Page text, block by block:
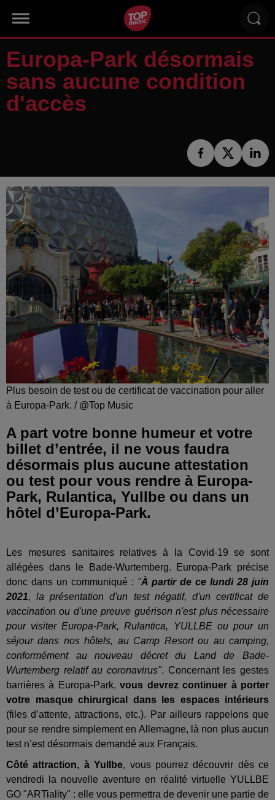
Europa-Park désormais
sans aucune condition
d'accès
Plus besoin de test ou de certificat de vaccination pour aller
à Europa-Park. / @Top Music
A part votre bonne humeur et votre
billet d’entrée, il ne vous faudra
désormais plus aucune attestation
ou test pour vous rendre à Europa-
Park, Rulantica, Yullbe ou dans un
hôtel d’Europa-Park.
Les mesures sanitaires relatives à la Covid-19 se sont
allégées dans le Bade-Wurtemberg. Europa-Park précise
donc dans un communiqué : "À partir de ce lundi 28 juin
2021, la présentation d'un test négatif, d'un certificat de
vaccination ou d'une preuve guérison n'est plus nécessaire
pour visiter Europa-Park, Rulantica, YULLBE ou pour un
séjour dans nos hôtels, au Camp Resort ou au camping,
conformément au nouveau décret du Land de Bade-
Wurtemberg relatif au coronavirus". Concernant les gestes
barrières à Europa-Park,vous devrez continuer à porter
votre masque chirurgical dans les espaces intérieurs
(files d’attente, attractions, etc.). Par ailleurs rappelons que
pour se rendre simplement en Allemagne, là non plus aucun
test n’est désormais demandé aux Français.
Côté attraction, à Yullbe, vous pourrez découvrir dès ce
vendredi l a nouvelle aventure en réalité virtuelle YULLBE
GO "ARTiality" : elle vous permettra de devenir une partie de